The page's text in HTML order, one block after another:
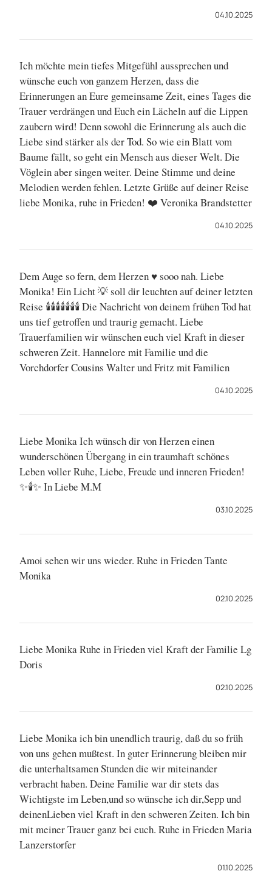
04.10.2025
Ich möchte mein tiefes Mitgefühl aussprechen und
wünsche euch von ganzem Herzen, dass die
Erinnerungen an Eure gemeinsame Zeit, eines Tages die
Trauer verdrängen und Euch ein Lächeln auf die Lippen
zaubern wird! Denn sowohl die Erinnerung als auch die
Liebe sind stärker als der Tod. So wie ein Blatt vom
Baume fällt, so geht ein Mensch aus dieser Welt. Die
Vöglein aber singen weiter. Deine Stimme und deine
Melodien werden fehlen. Letzte Grüße auf deiner Reise
liebe Monika, ruhe in Frieden! ❤️ Veronika Brandstetter
04.10.2025
Dem Auge so fern, dem Herzen ♥️ sooo nah. Liebe
Monika! Ein Licht 💡 soll dir leuchten auf deiner letzten
Reise 🕯️🕯️🕯️🕯️🕯️🕯️🕯️ Die Nachricht von deinem frühen Tod hat
uns tief getroffen und traurig gemacht. Liebe
Trauerfamilien wir wünschen euch viel Kraft in dieser
schweren Zeit. Hannelore mit Familie und die
Vorchdorfer Cousins Walter und Fritz mit Familien
04.10.2025
Liebe Monika Ich wünsch dir von Herzen einen
wunderschönen Übergang in ein traumhaft schönes
Leben voller Ruhe, Liebe, Freude und inneren Frieden!
✨️🕯✨️ In Liebe M.M
03.10.2025
Amoi sehen wir uns wieder. Ruhe in Frieden Tante
Monika
02.10.2025
Liebe Monika Ruhe in Frieden viel Kraft der Familie Lg
Doris
02.10.2025
Liebe Monika ich bin unendlich traurig, daß du so früh
von uns gehen mußtest. In guter Erinnerung bleiben mir
die unterhaltsamen Stunden die wir miteinander
verbracht haben. Deine Familie war dir stets das
Wichtigste im Leben,und so wünsche ich dir,Sepp und
deinenLieben viel Kraft in den schweren Zeiten. Ich bin
mit meiner Trauer ganz bei euch. Ruhe in Frieden Maria
Lanzerstorfer
01.10.2025